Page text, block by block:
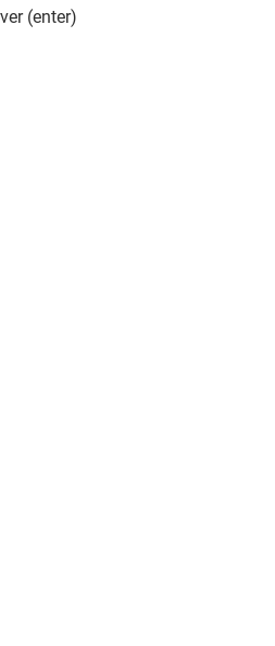
(enter)